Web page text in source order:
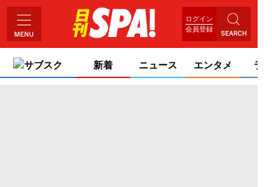
ログイン
会員登録
サブスク 新着 ニュース エンタメ ライ